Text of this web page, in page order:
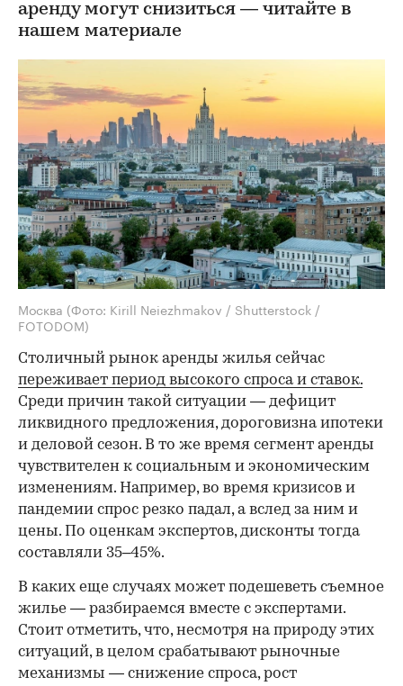
аренду могут снизиться — читайте в
нашем материале
Москва (Фото: Kirill Neiezhmakov / Shutterstock /
FOTODOM)
Столичный рынок аренды жилья сейчас
переживает период высокого спроса и ставок.
Среди причин такой ситуации — дефицит
ликвидного предложения, дороговизна ипотеки
и деловой сезон. В то же время сегмент аренды
чувствителен к социальным и экономическим
изменениям. Например, во время кризисов и
пандемии спрос резко падал, а вслед за ним и
цены. По оценкам экспертов, дисконты тогда
составляли 35–45%.
В каких еще случаях может подешеветь съемное
жилье — разбираемся вместе с экспертами.
Стоит отметить, что, несмотря на природу этих
ситуаций, в целом срабатывают рыночные
механизмы — снижение спроса, рост